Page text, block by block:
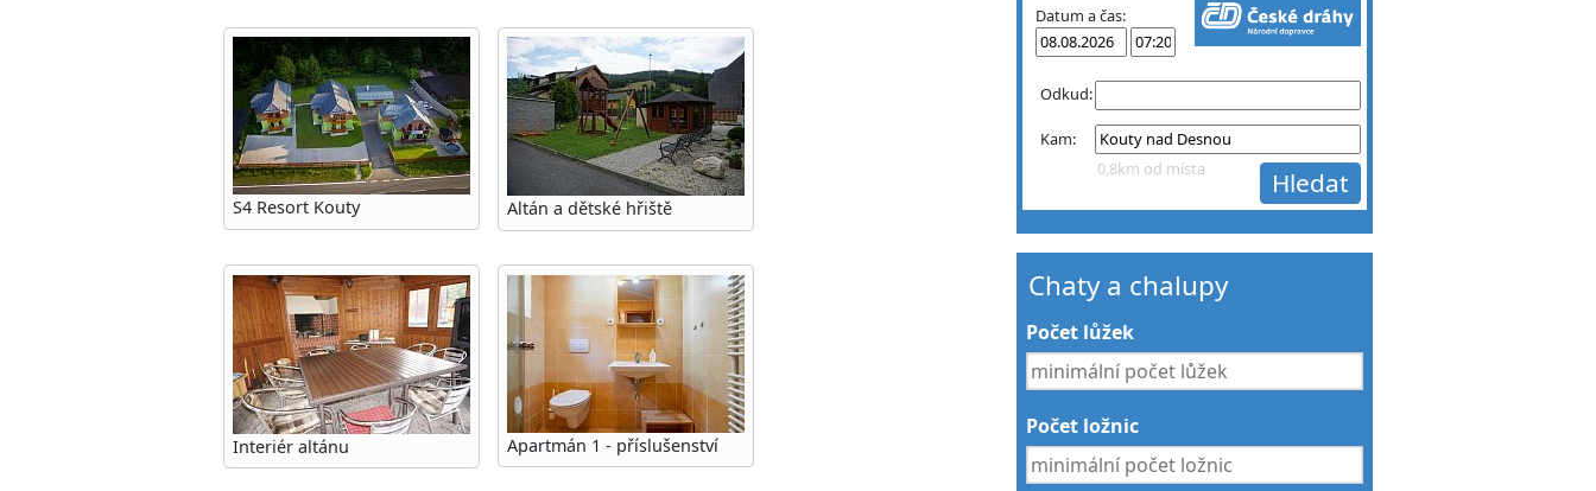
S4 Resort Kouty Altán a dětské hřiště
Interiér altánu Apartmán 1 - příslušenství
Datum a čas:
Odkud:
Kam:
0,8km od místa
Chaty a chalupy
Počet lůžek
Počet ložnic